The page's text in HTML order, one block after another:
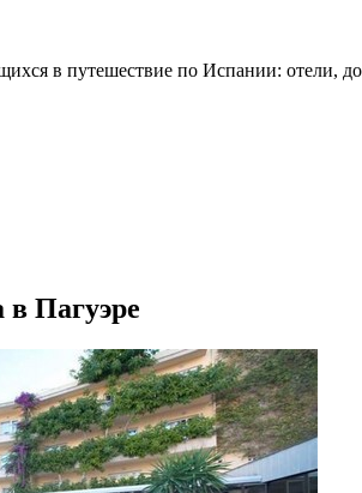
в путешествие по Испании: отели,
Пагуэре